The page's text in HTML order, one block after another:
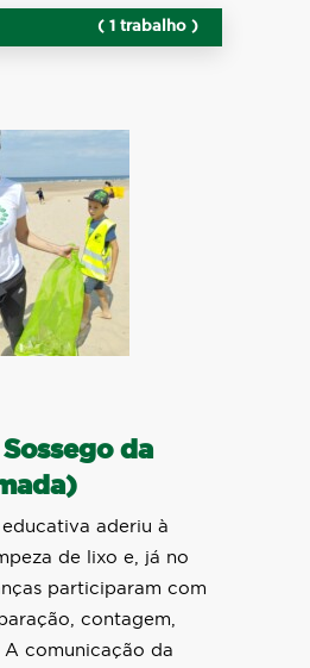
( 1 trabalho )
da
aderiu à
de lixo e, já no
participaram com
contagem,
comunicação da